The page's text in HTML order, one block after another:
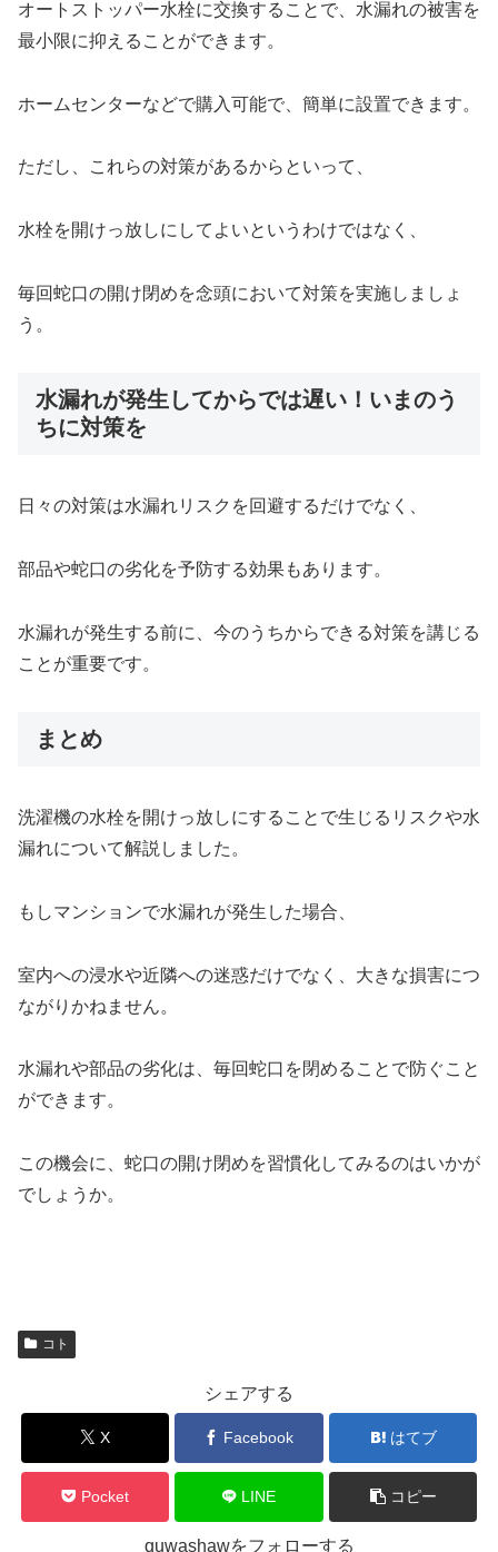
オートストッパー水栓に交換することで、水漏れの被害を
最小限に抑えることができます。
ホームセンターなどで購入可能で、簡単に設置できます。
ただし、これらの対策があるからといって、
水栓を開けっ放しにしてよいというわけではなく、
毎回蛇口の開け閉めを念頭において対策を実施しましょ
う。
水漏れが発生してからでは遅い！いまのう
ちに対策を
日々の対策は水漏れリスクを回避するだけでなく、
部品や蛇口の劣化を予防する効果もあります。
水漏れが発生する前に、今のうちからできる対策を講じる
ことが重要です。
まとめ
洗濯機の水栓を開けっ放しにすることで生じるリスクや水
漏れについて解説しました。
もしマンションで水漏れが発生した場合、
室内への浸水や近隣への迷惑だけでなく、大きな損害につ
ながりかねません。
水漏れや部品の劣化は、毎回蛇口を閉めることで防ぐこと
ができます。
この機会に、蛇口の開け閉めを習慣化してみるのはいかが
でしょうか。
コト
シェアする
X Facebook はてブ
Pocket LINE コピー
quwashawをフォローする